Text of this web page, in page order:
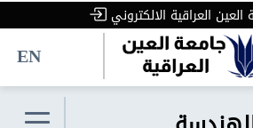
العراقية الالكتروني
EN